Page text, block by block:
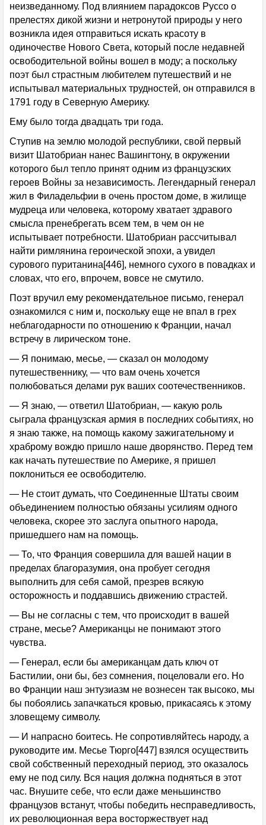
неизведанному. Под влиянием парадоксов Руссо о
прелестях дикой жизни и нетронутой природы у него
возникла идея отправиться искать красоту в
одиночестве Нового Света, который после недавней
освободительной войны вошел в моду; а поскольку
поэт был страстным любителем путешествий и не
испытывал материальных трудностей, он отправился в
1791 году в Северную Америку.
Ему было тогда двадцать три года.
Ступив на землю молодой республики, свой первый
визит Шатобриан нанес Вашингтону, в окружении
которого был тепло принят одним из французских
героев Войны за независимость. Легендарный генерал
жил в Филадельфии в очень простом доме, в жилище
мудреца или человека, которому хватает здравого
смысла пренебрегать всем тем, в чем он не
испытывает потребности. Шатобриан рассчитывал
найти римлянина героической эпохи, а увидел
сурового пуританина[446], немного сухого в повадках и
словах, что его, впрочем, вовсе не смутило.
Поэт вручил ему рекомендательное письмо, генерал
ознакомился с ним и, поскольку еще не впал в грех
неблагодарности по отношению к Франции, начал
встречу в лирическом тоне.
— Я понимаю, месье, — сказал он молодому
путешественнику, — что вам очень хочется
полюбоваться делами рук ваших соотечественников.
— Я знаю, — ответил Шатобриан, — какую роль
сыграла французская армия в последних событиях, но
я знаю также, на помощь какому зажигательному и
храброму вождю пришло наше дворянство. Перед тем
как начать путешествие по Америке, я пришел
поклониться ее освободителю.
— Не стоит думать, что Соединенные Штаты своим
объединением полностью обязаны усилиям одного
человека, скорее это заслуга опытного народа,
пришедшего нам на помощь.
— То, что Франция совершила для вашей нации в
пределах благоразумия, она пробует сегодня
выполнить для себя самой, презрев всякую
осторожность и поддавшись движению страстей.
— Вы не согласны с тем, что происходит в вашей
стране, месье? Американцы не понимают этого
чувства.
— Генерал, если бы американцам дать ключ от
Бастилии, они бы, без сомнения, поцеловали его. Но
во Франции наш энтузиазм не вознесен так высоко, мы
бы побоялись запачкаться кровью, прикасаясь к этому
зловещему символу.
— И напрасно боитесь. Не сопротивляйтесь народу, а
руководите им. Месье Тюрго[447] взялся осуществить
свой собственный переходный период, это оказалось
ему не под силу. Вся нация должна подняться в этот
час. Внушите себе, что если даже меньшинство
французов встанут, чтобы победить несправедливость,
их революционная вера восторжествует над